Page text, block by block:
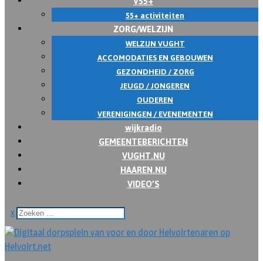
55+ activiteiten
ZORG/WELZIJN
WELZIJN VUGHT
ACCOMODATIES EN GEBOUWEN
GEZONDHEID / ZORG
JEUGD / JONGEREN
OUDEREN
VERENIGINGEN / EVENEMENTEN
wijkradio
GEMEENTEBERICHTEN
VUGHT.NU
HAAREN.NU
VIDEO’S
x